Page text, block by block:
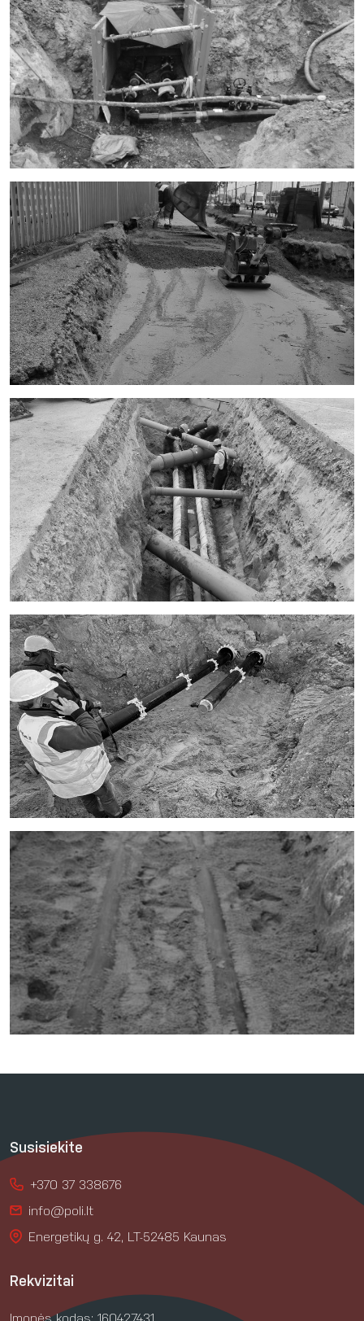
Susisiekite
+370 37 338676
info@poli.lt
Energetikų g. 42, LT-52485 Kaunas
Rekvizitai
Įmonės kodas: 160427431